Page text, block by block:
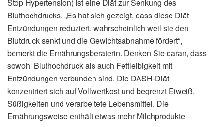
Stop Hypertension) ist eine Diät zur Senkung des
Bluthochdrucks. „Es hat sich gezeigt, dass diese Diät
Entzündungen reduziert, wahrscheinlich weil sie den
Blutdruck senkt und die Gewichtsabnahme fördert“,
bemerkt die Ernährungsberaterin. Denken Sie daran, dass
sowohl Bluthochdruck als auch Fettleibigkeit mit
Entzündungen verbunden sind. Die DASH-Diät
konzentriert sich auf Vollwertkost und begrenzt Eiweiß,
Süßigkeiten und verarbeitete Lebensmittel. Die
Ernährungsweise enthält etwas mehr Milchprodukte.